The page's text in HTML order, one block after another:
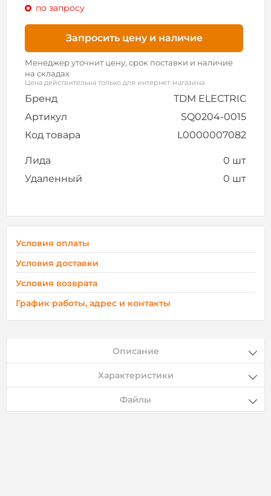
по запросу
Запросить цену и наличие
Менеджер уточнит цену, срок поставки и наличие
на складах
Цена действительна только для интернет-магазина
Бренд
TDM ELECTRIC
Артикул
SQ0204-0015
Код товара
L0000007082
Лида
0 шт
Удаленный
0 шт
Условия оплаты
Условия доставки
Условия возврата
График работы, адрес и контакты
Описание
Характеристики
Файлы